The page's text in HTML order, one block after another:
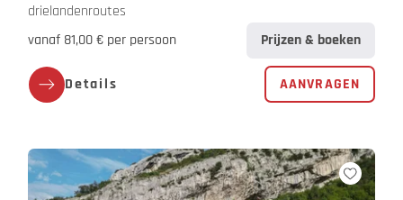
drielandenroutes
vanaf 81,00 € per persoon
Prijzen & boeken
Details AANVRAGEN